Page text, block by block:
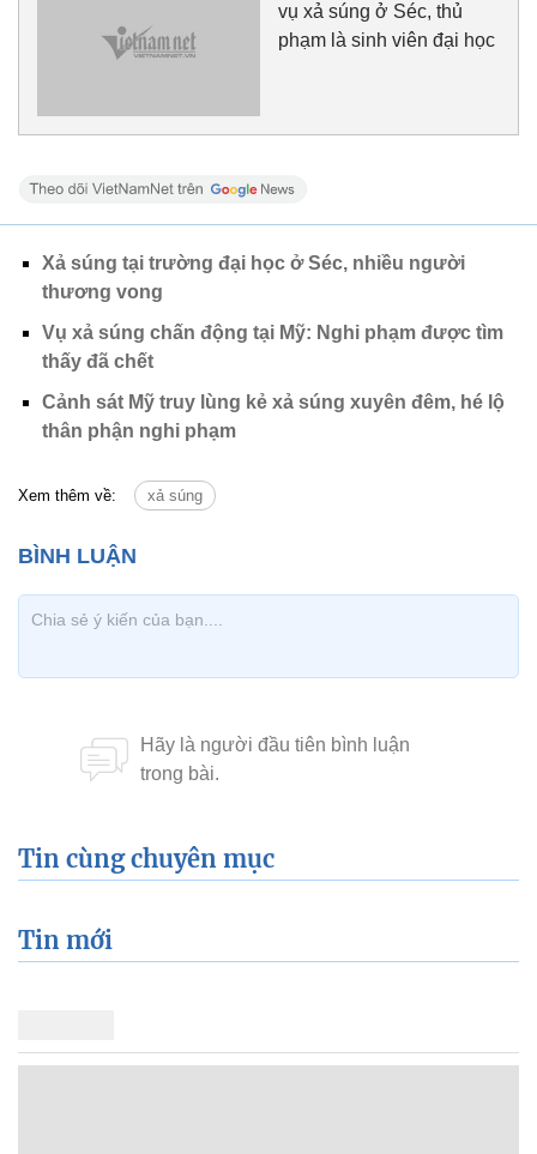
vụ xả súng ở Séc, thủ
phạm là sinh viên đại học
Xả súng tại trường đại học ở Séc, nhiều người
thương vong
Vụ xả súng chấn động tại Mỹ: Nghi phạm được tìm
thấy đã chết
Cảnh sát Mỹ truy lùng kẻ xả súng xuyên đêm, hé lộ
thân phận nghi phạm
Xem thêm về: xả súng
Tin cùng chuyên mục
Tin mới